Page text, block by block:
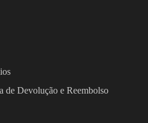
de Devolução e Reembolso